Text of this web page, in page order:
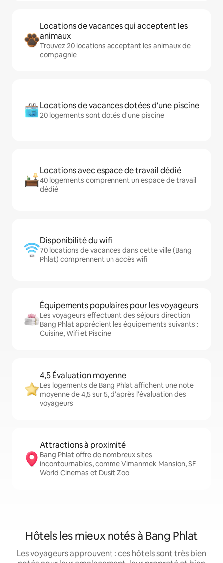
Locations de vacances qui acceptent les
animaux
Trouvez 20 locations acceptant les animaux de
compagnie
Locations de vacances dotées d'une piscine
20 logements sont dotés d'une piscine
Locations avec espace de travail dédié
40 logements comprennent un espace de travail
dédié
Disponibilité du wifi
70 locations de vacances dans cette ville (Bang
Phlat) comprennent un accès wifi
Équipements populaires pour les voyageurs
Les voyageurs effectuant des séjours direction
Bang Phlat apprécient les équipements suivants :
Cuisine, Wifi et Piscine
4,5 Évaluation moyenne
Les logements de Bang Phlat affichent une note
moyenne de 4,5 sur 5, d'après l'évaluation des
voyageurs
Attractions à proximité
Bang Phlat offre de nombreux sites
incontournables, comme Vimanmek Mansion, SF
World Cinemas et Dusit Zoo
Hôtels les mieux notés à Bang Phlat
Les voyageurs approuvent : ces hôtels sont très bien